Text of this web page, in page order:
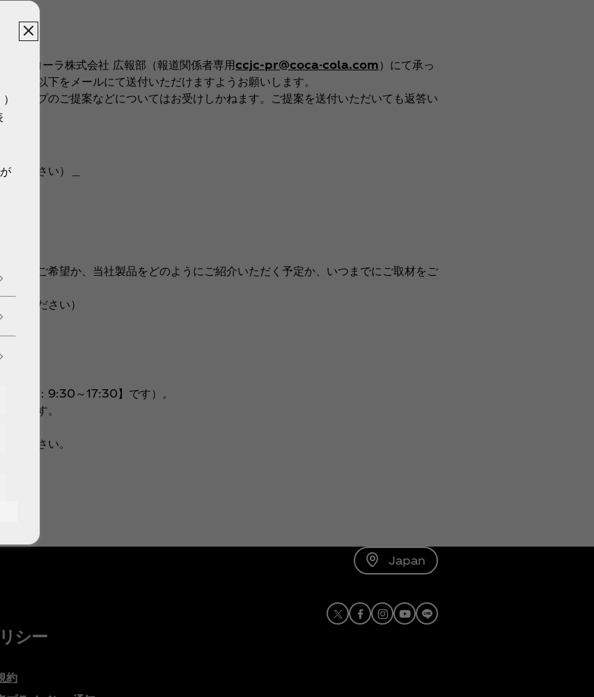
カ･コーラ株式会社 広報部（報道関係者専用ccjc-pr@coca-cola.com）にて承っ
じめ以下をメールにて送付いただけますようお願いします。
シップのご提案などについてはお受けしかねます。ご提案を送付いただいても返答い
ください）＿
材をご希望か、当社製品をどのようにご紹介いただく予定か、いつまでにご取材をご
えください）
月～金：9:30～17:30】です）。
います。
承ください。
Japan
シー
約
X Facebook
Instagram
Youtube